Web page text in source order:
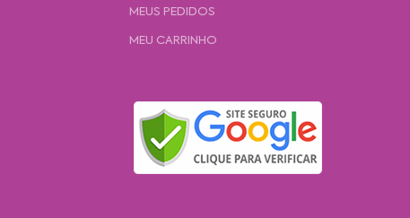
MEUS PEDIDOS
MEU CARRINHO